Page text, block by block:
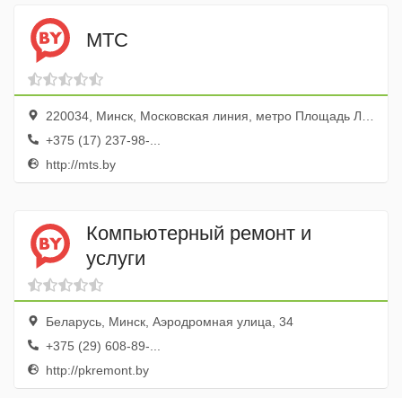
МТС
220034, Минск, Московская линия, метро Площадь Ленина
+375 (17) 237-98-...
http://mts.by
Компьютерный ремонт и
услуги
Беларусь, Минск, Аэродромная улица, 34
+375 (29) 608-89-...
http://pkremont.by